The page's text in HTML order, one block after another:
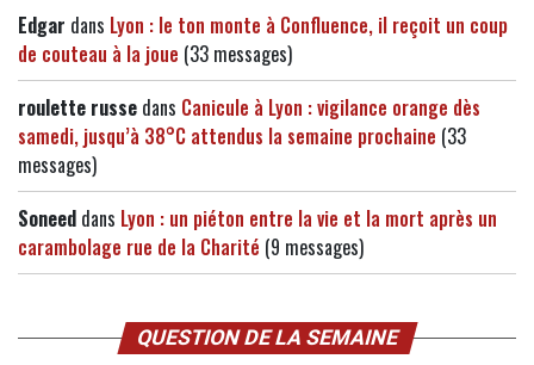
Edgar dans Lyon : le ton monte à Confluence, il reçoit un coup
de couteau à la joue (33 messages)
roulette russe dans Canicule à Lyon : vigilance orange dès
samedi, jusqu’à 38°C attendus la semaine prochaine (33
messages)
Soneed dans Lyon : un piéton entre la vie et la mort après un
carambolage rue de la Charité (9 messages)
QUESTION DE LA SEMAINE